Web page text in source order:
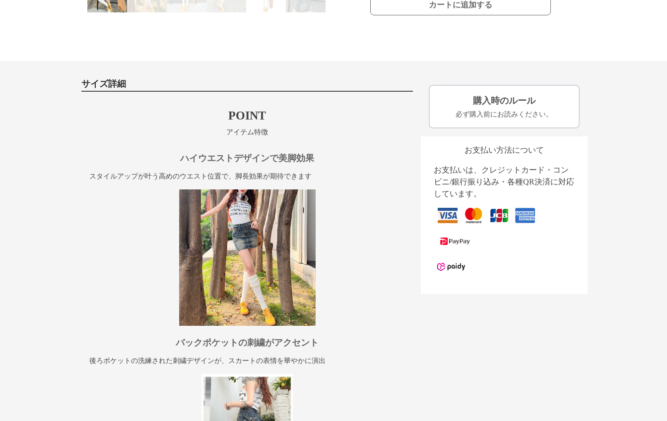
カートに追加する
サイズ詳細
POINT
アイテム特徴
ハイウエストデザインで美脚効果
スタイルアップが叶う高めのウエスト位置で、脚長効果が期待できます
バックポケットの刺繍がアクセント
後ろポケットの洗練された刺繍デザインが、スカートの表情を華やかに演出
購入時のルール
必ず購入前にお読みください。
お支払い方法について
お支払いは、クレジットカード・コン
ビニ/銀行振り込み・各種QR決済に対応
しています。